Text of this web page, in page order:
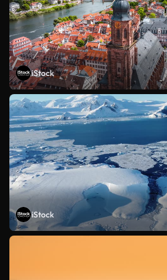
iStock
iStock